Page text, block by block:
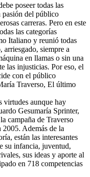
poseer todas las
pasión del público
carreras. Pero en este
las categorías
Italiano y reunió todas
arriesgado, siempre a
en llamas o sin una
las injusticias. Por eso, el
con el público
Traverso, El último
virtudes aunque hay
Gesumaría Sprinter,
campaña de Traverso
2005. Además de la
están las interesantes
su infancia, juventud,
sus ideas y aporte al
en 718 competencias